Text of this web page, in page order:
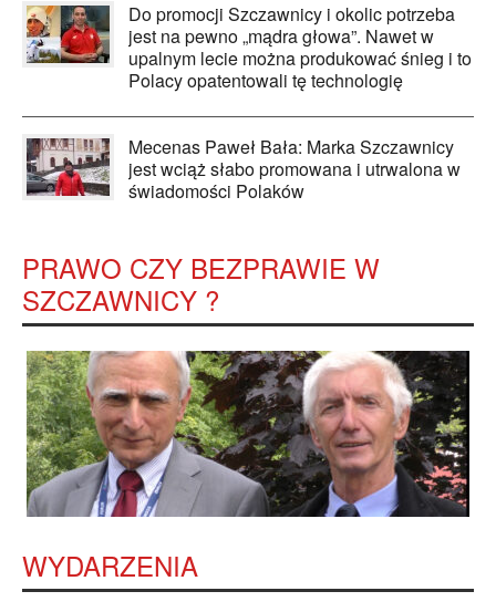
Do promocji Szczawnicy i okolic potrzeba
jest na pewno „mądra głowa”. Nawet w
upalnym lecie można produkować śnieg i to
Polacy opatentowali tę technologię
Mecenas Paweł Bała: Marka Szczawnicy
jest wciąż słabo promowana i utrwalona w
świadomości Polaków
PRAWO CZY BEZPRAWIE W
SZCZAWNICY ?
WYDARZENIA